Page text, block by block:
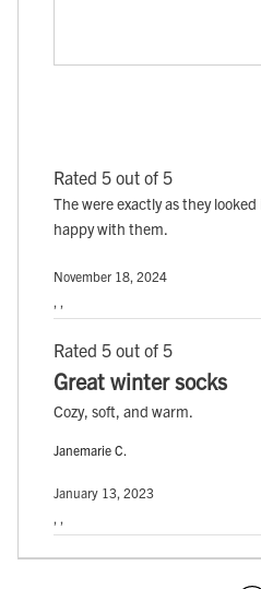
Rated 5 out of 5
The were exactly as they
happy with them.
November 18, 2024
Rated 5 out of 5
Great winter socks
Cozy, soft, and warm.
Janemarie C.
January 13, 2023